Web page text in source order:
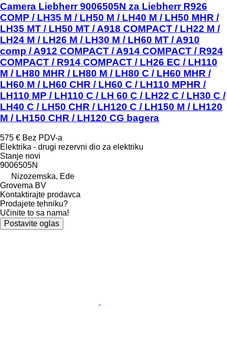
Camera Liebherr 9006505N za Liebherr R926
COMP / LH35 M / LH50 M / LH40 M / LH50 MHR /
LH35 MT / LH50 MT / A918 COMPACT / LH22 M /
LH24 M / LH26 M / LH30 M / LH60 MT / A910
comp / A912 COMPACT / A914 COMPACT / R924
COMPACT / R914 COMPACT / LH26 EC / LH110
M / LH80 MHR / LH80 M / LH80 C / LH60 MHR /
LH60 M / LH60 CHR / LH60 C / LH110 MPHR /
LH110 MP / LH110 C / LH 60 C / LH22 C / LH30 C /
LH40 C / LH50 CHR / LH120 C / LH150 M / LH120
M / LH150 CHR / LH120 CG bagera
575 € Bez PDV-a
Elektrika - drugi rezervni dio za elektriku
Stanje novi
9006505N
Nizozemska, Ede
Grovema BV
Kontaktirajte prodavca
Prodajete tehniku?
Učinite to sa nama!
Postavite oglas